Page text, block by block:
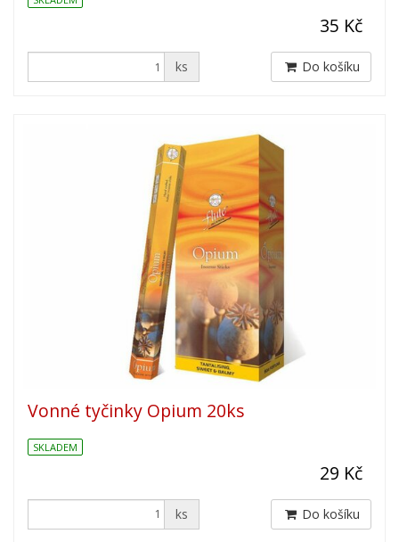
35 Kč
ks Do košíku
Vonné tyčinky Opium 20ks
SKLADEM
29 Kč
ks Do košíku